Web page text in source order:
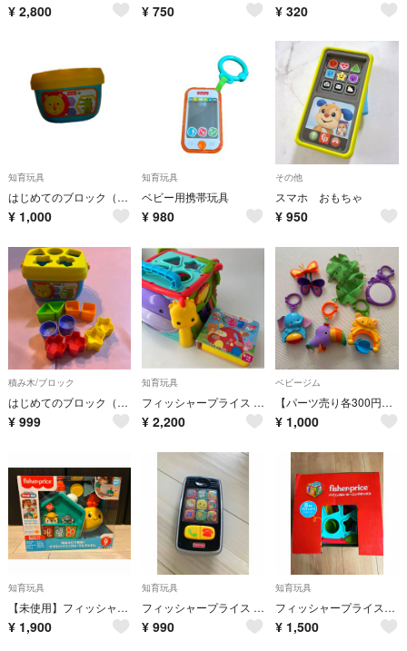
¥ 2,800 ¥ 750 ¥ 320
知育玩具
はじめてのブロック（レインフォレスト）
¥ 1,000
知育玩具
ベビー用携帯玩具
¥ 980
その他
スマホ おもちゃ
¥ 950
積み木/ブロック
はじめてのブロック（レインフォレスト）
¥ 999
知育玩具
フィッシャープライス バイリンガル・ラーニング ボックス 知育玩具
¥ 2,200
ベビージム
【パーツ売り各300円】FisherPrice レインフォレストデラックスジム
¥ 1,000
知育玩具
【未使用】フィッシャープライス(fisher price) 指あそびで発見！
¥ 1,900
知育玩具
フィッシャープライス バイリンガル・スマートフォン
¥ 990
知育玩具
フィッシャープライス バイリンガル・ラーニングボックス
¥ 1,500